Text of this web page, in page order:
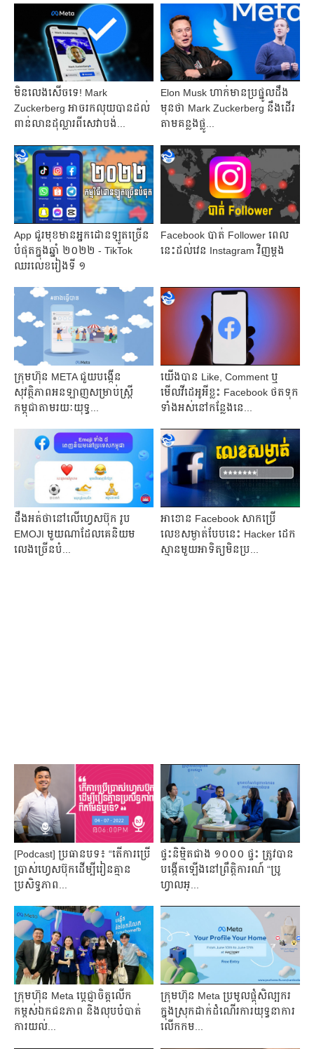
មិនលេងសើចទេ! Mark
Zuckerberg អាចរក​លុយ​បានដល់
ពាន់លានដុល្លារ​ពីសេវា​បង់...
Elon Musk ហាក់​មានប្រផ្នូលដឹង
មុន​ថា Mark Zuckerberg នឹងដើរ
តាមគន្លងផ្លូ...
App ជួរមុខមានអ្នកដោនឡូតច្រើន
បំផុតក្នុងឆ្នាំ ២០២២ - TikTok
ឈរលេខរៀងទី ១
Facebook បាត់ Follower ពេល
នេះដល់វេន Instagram វិញម្ដង
ក្រុមហ៊ុន META ជួយបង្កើន
សុវត្ថិភាពអនឡាញសម្រាប់ស្ត្រី
កម្ពុជាតាមរយៈយុទ្ធ...
យើងបាន Like, Comment ឬ
មើលវីដេអូអីខ្លះ Facebook ថតទុក
ទាំងអស់នៅកន្លែងនេ...
​ដឹង​អត់​ថានៅ​លើហ្វេសប៊ុក ​រូប
EMOJI ​មួយ​ណាដែល​គេ​​និយម​
លេង​ច្រើន​​បំ...
អាខោន Facebook សាកប្រើ
លេខសម្ងាត់បែបនេះ Hacker ដេក
ស្មានមួយអាទិត្យមិនប្រ...
[Podcast] ប្រធានបទ៖ “តើការប្រើ
ប្រាស់ហ្វេសប៊ុកដើម្បីរៀនគ្មាន
ប្រសិទ្ធភាព...
ផ្ទះនិម្មិតជាង ១០០០ ផ្ទះ ត្រូវបាន
បង្កើតឡើងនៅព្រឹត្តិការណ៍ “ប្រូ
ហ្វាលអ្...
ក្រុមហ៊ុន Meta ប្តេជ្ញាចិត្តលើក
កម្ពស់​ឯកជន​ភាព និង​​លុប​បំបាត់​
ការ​យល់...
ក្រុមហ៊ុន Meta ប្រមូលផ្តុំសិល្បករ
ក្នុងស្រុកដាក់ដំណើរការយុទ្ធនាការ
លើកកម...